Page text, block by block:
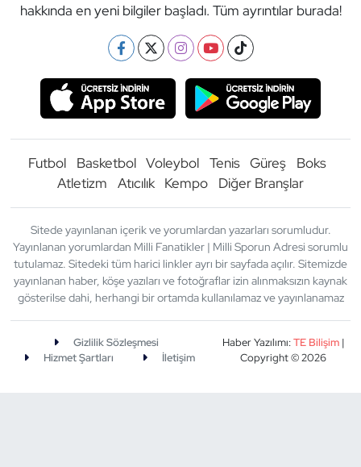
hakkında en yeni bilgiler başladı. Tüm ayrıntılar burada!
Futbol Basketbol Voleybol Tenis Güreş
Boks
Atletizm
Atıcılık Kempo Diğer Branşlar
Sitede yayınlanan içerik ve yorumlardan yazarları sorumludur.
Yayınlanan yorumlardan Milli Fanatikler | Milli Sporun Adresi sorumlu
tutulamaz. Sitedeki tüm harici linkler ayrı bir sayfada açılır. Sitemizde
yayınlanan haber, köşe yazıları ve fotoğraflar izin alınmaksızın kaynak
gösterilse dahi, herhangi bir ortamda kullanılamaz ve yayınlanamaz
Gizlilik Sözleşmesi
Hizmet Şartları
İletişim
Haber Yazılımı:TE Bilişim|
Copyright © 2026